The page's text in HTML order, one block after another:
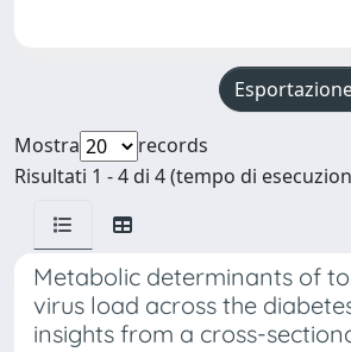
Mostra
records
Risultati 1 - 4 di 4 (tempo di
Metabolic determinants of
virus load across the
insights from a cross-